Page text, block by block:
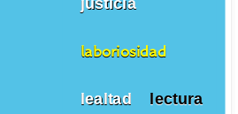
laboriosidad
lealtad lectura